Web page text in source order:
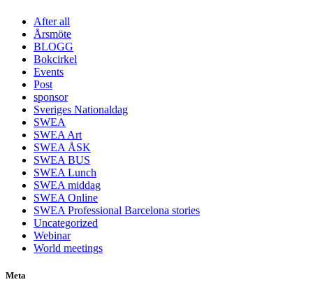
After all
Årsmöte
BLOGG
Bokcirkel
Events
Post
sponsor
Sveriges Nationaldag
SWEA
SWEA Art
SWEA ÅSK
SWEA BUS
SWEA Lunch
SWEA middag
SWEA Online
SWEA Professional Barcelona stories
Uncategorized
Webinar
World meetings
Meta